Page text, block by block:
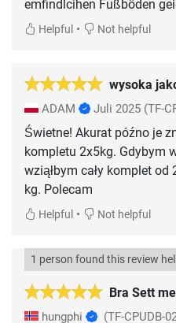
Helpful • Not helpful
wysoka
ADAM Juli 2025 (TF-
Świetne! Akurat późno je
kompletu 2x5kg. Gdybym
wziąłbym cały komplet
kg. Polecam
Helpful • Not helpful
Bra Sett
1 person found this review
hungphi (TF-CPUDB-